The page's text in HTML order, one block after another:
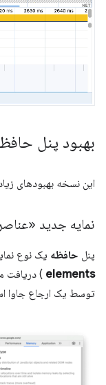
بهبود پنل
این نسخه بهبودهای
نمایه جدید
پنل حافظه یک نوع
elements ) دریافت
توسط یک ارجاع جاوا